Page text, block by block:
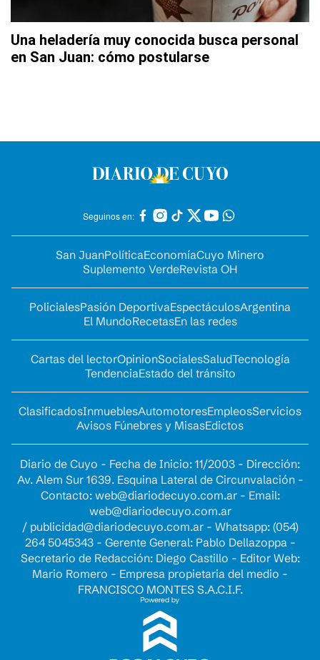
Una heladería muy conocida busca personal
en San Juan: cómo postularse
Seguinos en:
San JuanPolíticaEconomíaCuyo Minero
Suplemento VerdeRevista OH
PolicialesPasión DeportivaEspectáculosArgentina
El MundoRecetasEn las redes
Cartas del lectorOpinionSocialesSaludTecnología
TendenciaEstado del tránsito
ClasificadosInmueblesAutomotoresEmpleosServicios
Avisos Fúnebres y MisasEdictos
Diario de Cuyo - Fecha de Inicio: 11/2003 - Dirección:
Av. Alem Sur 1639. Esquina Lateral de Circunvalación -
Contacto: web@diariodecuyo.com.ar- Email:
web@diariodecuyo.com.ar
/ publicidad@diariodecuyo.com.ar- Whatsapp: (054)
264 5045343 - Gerente General: Pablo Dellazoppa -
Secretario de Redacción: Diego Castillo - Editor Web:
Mario Romero - Empresa propietaria del medio -
FRANCISCO MONTES S.A.C.I.F.